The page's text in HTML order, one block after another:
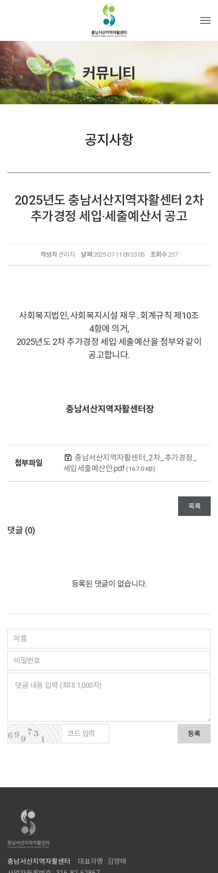
커뮤니티
공지사항
2025년도 충남서산지역자활센터 2차
추가경정 세입·세출예산서 공고
작성자관리자 날짜2025-07-11 09:33:05 조회수 257
사회복지법인, 사회복지시설 재무․회계규칙 제10조
4항에 의거,
2025년도 2차 추가경정 세입·세출예산을 첨부와 같이
공고합니다.
충남서산지역자활센터장
첨부파일
충남서산지역자활센터_2차_추가경정_
세입세출예산안.pdf(167.0 KB)
목록
댓글 (0)
등록된 댓글이 없습니다.
등록
충남서산지역자활센터
대표자명 : 김영태